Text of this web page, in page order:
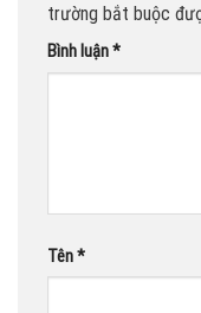
trường bắt buộc
Bình luận*
Tên*